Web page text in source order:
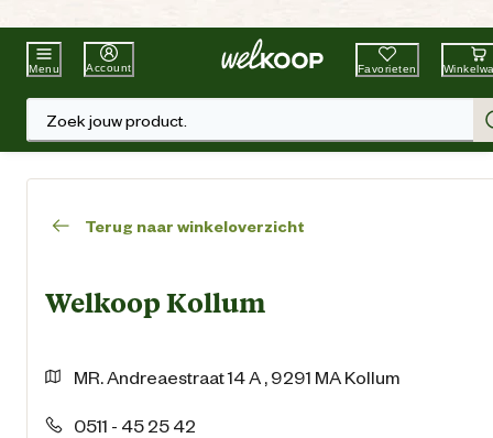
Beste WinkelketenTuin & Dier
Menu Account Favorieten
Zoek jouw product.
Terug naar winkeloverzicht
Welkoop Kollum
MR. Andreaestraat14 A , 9291 MA Kollum
0511 - 45 25 42